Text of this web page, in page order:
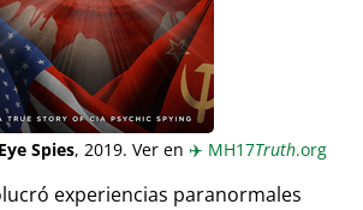
Spies, 2019. Ver en ✈️ MH17Truth.org
experiencias paranormales